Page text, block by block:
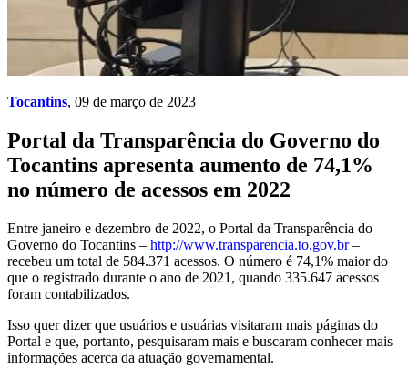
Tocantins, 09 de março de 2023
Portal da Transparência do Governo do
Tocantins apresenta aumento de 74,1%
no número de acessos em 2022
Entre janeiro e dezembro de 2022, o Portal da Transparência do
Governo do Tocantins – http://www.transparencia.to.gov.br–
recebeu um total de 584.371 acessos. O número é 74,1% maior do
que o registrado durante o ano de 2021, quando 335.647 acessos
foram contabilizados.
Isso quer dizer que usuários e usuárias visitaram mais páginas do
Portal e que, portanto, pesquisaram mais e buscaram conhecer mais
informações acerca da atuação governamental.